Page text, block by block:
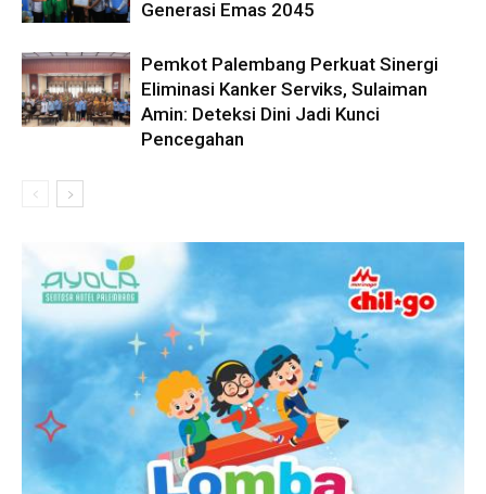
Generasi Emas 2045
Pemkot Palembang Perkuat Sinergi
Eliminasi Kanker Serviks, Sulaiman
Amin: Deteksi Dini Jadi Kunci
Pencegahan